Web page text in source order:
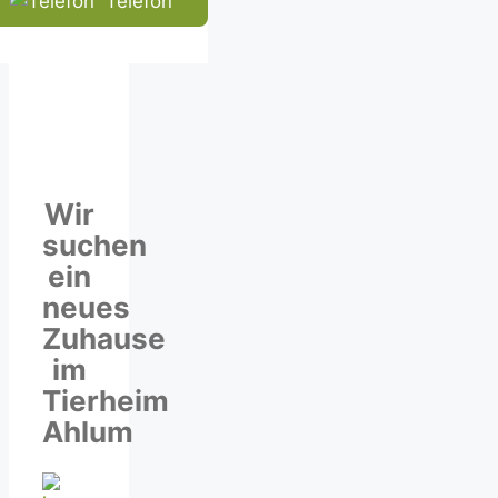
Wir
suchen
ein
neues
Zuhause
im
Tierheim
Ahlum